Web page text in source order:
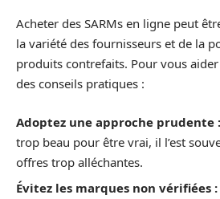
Acheter des SARMs en ligne peut
la variété des fournisseurs et de la
produits contrefaits. Pour vous
des conseils pratiques :
Adoptez une approche prudente :
trop beau pour être vrai, il l’est
offres trop alléchantes.
Évitez les marques non vérifiées :